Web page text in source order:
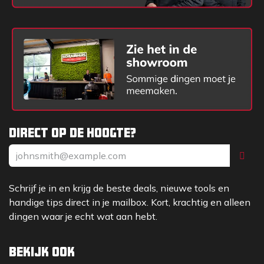
Eenvoudige installatie (stap-
voor-stap)
Schroeven losdraaien:
schroevendraaier/inbussleutel worden de vier
M4-montageschroeven van de bestaande
adapter losgedraaid.
Adapter verwijderen:
zijn, wordt de adapter voorzichtig van de Grabo
afgenomen.
Voedingsstekker loskoppelen:De power plug
wordt losgekoppeld.
Voedingsstekker aansluiten: De stekker van
de Milwaukeeadapter wordt stevig in de
Adapter plaatsen:
Direct op de hoogte?
Schrijf je in en krijg de beste deals, nieuwe tools en
handige tips direct in je mailbox. Kort, krachtig en alleen
dingen waar je echt wat aan hebt.
Bekijk ook